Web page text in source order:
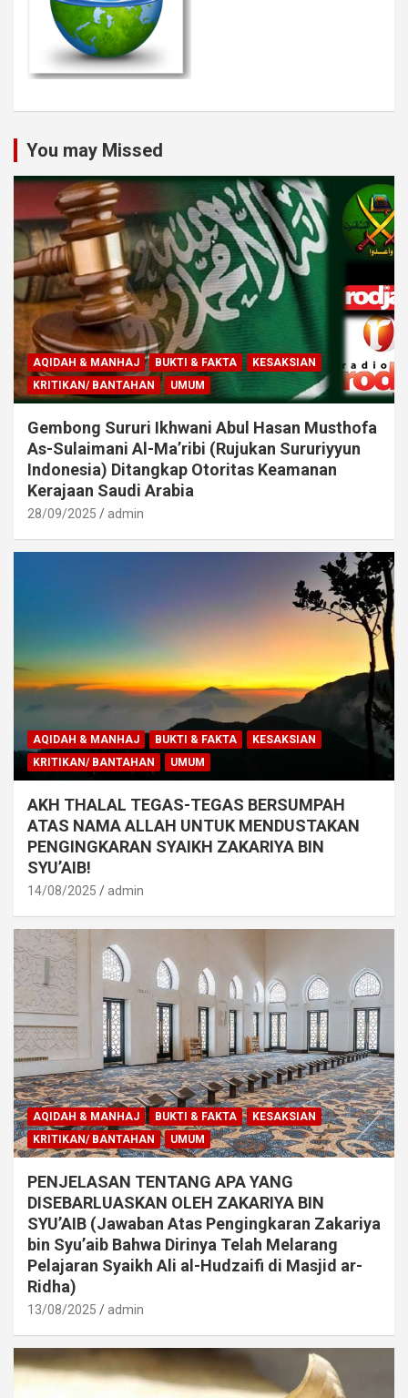
You may Missed
AQIDAH & MANHAJ BUKTI & FAKTA
KESAKSIAN
KRITIKAN/ BANTAHAN
UMUM
Gembong Sururi Ikhwani Abul Hasan Musthofa
As-Sulaimani Al-Ma’ribi (Rujukan Sururiyyun
Indonesia) Ditangkap Otoritas Keamanan
Kerajaan Saudi Arabia
28/09/2025 admin
AQIDAH & MANHAJ BUKTI & FAKTA
KESAKSIAN
KRITIKAN/ BANTAHAN
UMUM
AKH THALAL TEGAS-TEGAS BERSUMPAH
ATAS NAMA ALLAH UNTUK MENDUSTAKAN
PENGINGKARAN SYAIKH ZAKARIYA BIN
SYU’AIB!
14/08/2025 admin
AQIDAH & MANHAJ BUKTI & FAKTA
KESAKSIAN
KRITIKAN/ BANTAHAN
UMUM
PENJELASAN TENTANG APA YANG
DISEBARLUASKAN OLEH ZAKARIYA BIN
SYU’AIB (Jawaban Atas Pengingkaran Zakariya
bin Syu’aib Bahwa Dirinya Telah Melarang
Pelajaran Syaikh Ali al-Hudzaifi di Masjid ar-
Ridha)
13/08/2025 admin